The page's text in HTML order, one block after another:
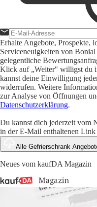
Erhalte Angebote, Prospekte,
Serviceneuigkeiten von
gelegentliche
Klick auf „Weiter" willigst du
kannst deine Einwilligung
widerrufen. Weitere
zur Analyse von Öffnungen
Datenschutzerklärung.
Du kannst dich jederzeit vom
in der E-Mail enthaltenen
Alle Gefrierschrank
Neues vom kaufDA Magazin